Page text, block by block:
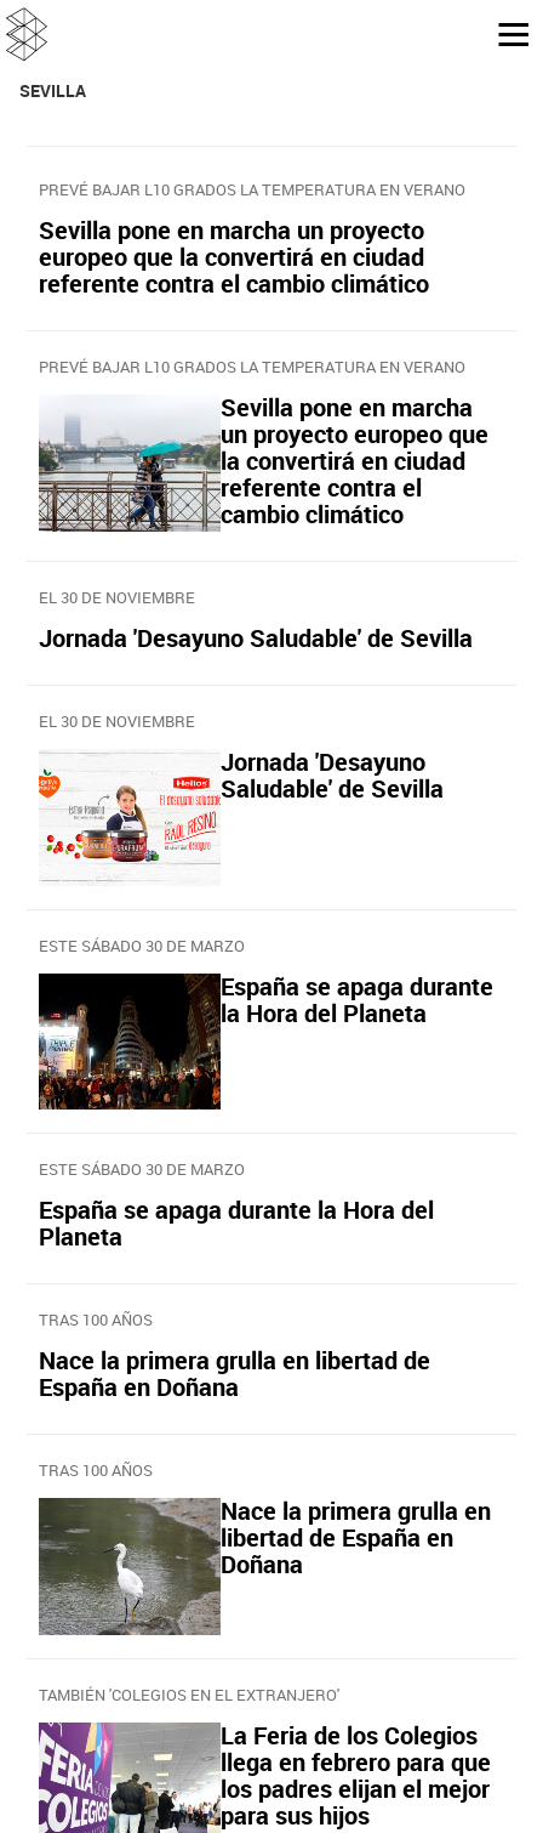
SEVILLA
PREVÉ BAJAR L10 GRADOS LA TEMPERATURA EN VERANO
Sevilla pone en marcha un proyecto
europeo que la convertirá en ciudad
referente contra el cambio climático
PREVÉ BAJAR L10 GRADOS LA TEMPERATURA EN VERANO
Sevilla pone en marcha
un proyecto europeo que
la convertirá en ciudad
referente contra el
cambio climático
EL 30 DE NOVIEMBRE
Jornada 'Desayuno Saludable' de Sevilla
EL 30 DE NOVIEMBRE
Jornada 'Desayuno
Saludable' de Sevilla
ESTE SÁBADO 30 DE MARZO
España se apaga durante
la Hora del Planeta
ESTE SÁBADO 30 DE MARZO
España se apaga durante la Hora del
Planeta
TRAS 100 AÑOS
Nace la primera grulla en libertad de
España en Doñana
TRAS 100 AÑOS
Nace la primera grulla en
libertad de España en
Doñana
TAMBIÉN 'COLEGIOS EN EL EXTRANJERO'
La Feria de los Colegios
llega en febrero para que
los padres elijan el mejor
para sus hijos